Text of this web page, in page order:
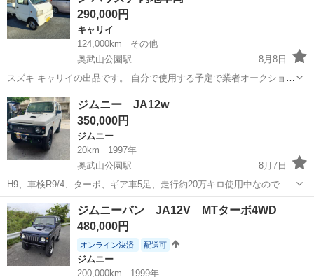
290,000円
キャリイ
124,000km
その他
奥武山公園駅
8月8日
スズキ キャリイの出品です。 自分で使用する予定で業者オークション
から仕入れ、車検・整備を行いましたが、事情により手放すことにな
りました。 【車両情報】 ・平成11年式（1999年） ・走行距離 約
124,000km ・...
沖縄 豊見城市
ジムニー JA12w
350,000円
ジムニー
20km
1997年
奥武山公園駅
8月7日
H9、車検R9/4、ターボ、ギア車5足、走行約20万キロ使用中なので伸
びます、クーラーダメ、エンジン&ミッションマウント交換済み、アブ
ソーバー交換済み、吸気センター交換済み、燃料タンクフロート交換
済み、ｵﾙﾀﾈｰﾀｰ65A交...
沖縄 豊見城市
ジムニーバン JA12V MTターボ4WD
480,000円
オンライン決済 配送可
ジムニー
200,000km
1999年